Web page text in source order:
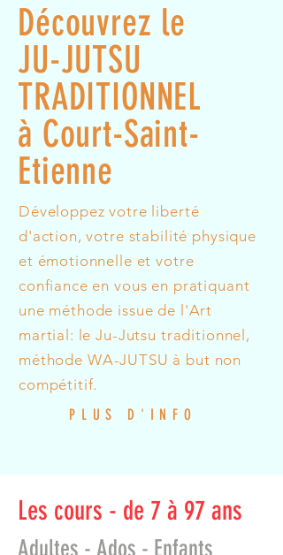
Découvrez le
JU-JUTSU
TRADITIONNEL
à Court-Saint-
Etienne
Développez votre liberté
d'action, votre stabilité physique
et émotionnelle et votre
confiance en vous en pratiquant
une méthode issue de l'Art
martial: le Ju-Jutsu traditionnel,
méthode WA-JUTSU à but non
compétitif.
PLUS D'INFO
Les cours - de 7 à 97 ans
Adultes - Ados - Enfants